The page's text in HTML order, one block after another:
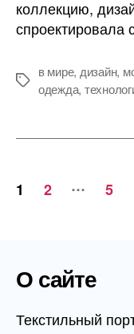
коллекцию,
спроектировала
Метки
в мире, дизайн,
одежда,
1 2 … 5
О сайте
Текстильный